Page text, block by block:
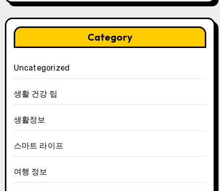
Category
Uncategorized
생활 건강 팁
생활정보
스마트 라이프
여행 정보